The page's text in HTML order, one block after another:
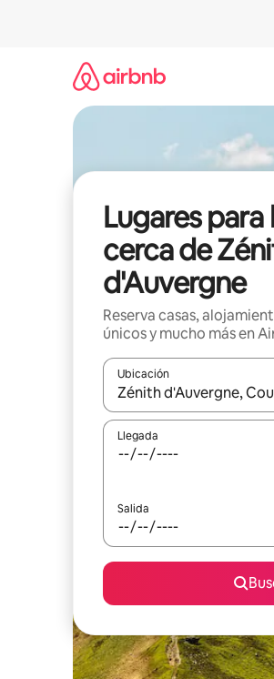
Lugares
cerca de
d'Auvergne
Reserva casas,
únicos y mucho más en
Ubicación
Cuando los resultados
Llegada
Salida